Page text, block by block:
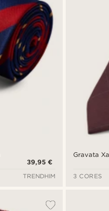
39,95 €
TRENDHIM
Gravata
3 CORES